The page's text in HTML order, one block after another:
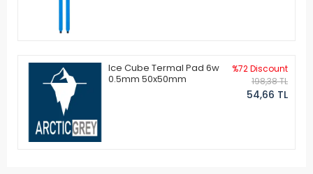
Ice Cube Termal Pad 6w
0.5mm 50x50mm
%72 Discount
198,38 TL
54,66 TL